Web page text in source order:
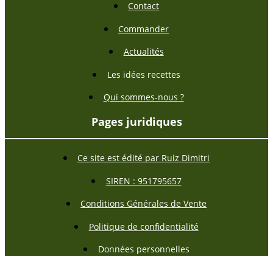
Contact
Commander
Actualités
Les idées recettes
Qui sommes-nous ?
Pages juridiques
Ce site est édité par Ruiz Dimitri
SIREN : 951795657
Conditions Générales de Vente
Politique de confidentialité
Données personnelles